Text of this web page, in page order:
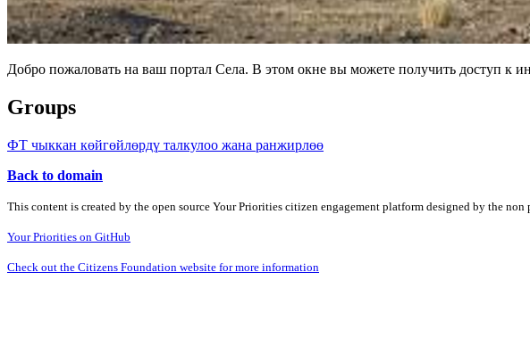
Добро пожаловать на ваш портал Села. В этом окне вы можете получить доступ
Groups
ФТ чыккан көйгөйлөрдү талкулоо жана ранжирлөө
Back to domain
This content is created by the open source Your Priorities citizen engagement platform designed by the
Your Priorities on GitHub
Check out the Citizens Foundation website for more information